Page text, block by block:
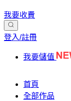
我要收費
登入/註冊
我要儲值
首頁
全部作品